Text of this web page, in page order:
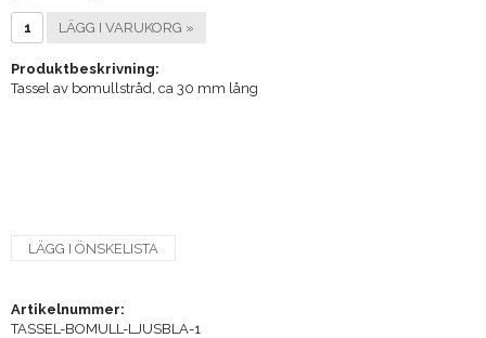
LÄGG I VARUKORG »
Produktbeskrivning:
Tassel av bomullstråd, ca 30 mm lång
LÄGG I ÖNSKELISTA
Artikelnummer:
TASSEL-BOMULL-LJUSBLA-1